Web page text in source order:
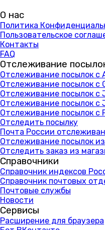
О нас
Политика
Пользовательское
Контакты
FAQ
Отслеживание
Отслеживание посылок с
Отслеживание посылок с
Отслеживание посылок с
Отслеживание посылок с
Отслеживание посылок с
Отследить посылку
Почта России
Отслеживание посылок
Отследить заказ из
Справочники
Справочник индексов
Справочник почтовых
Почтовые службы
Новости
Сервисы
Расширение для браузера